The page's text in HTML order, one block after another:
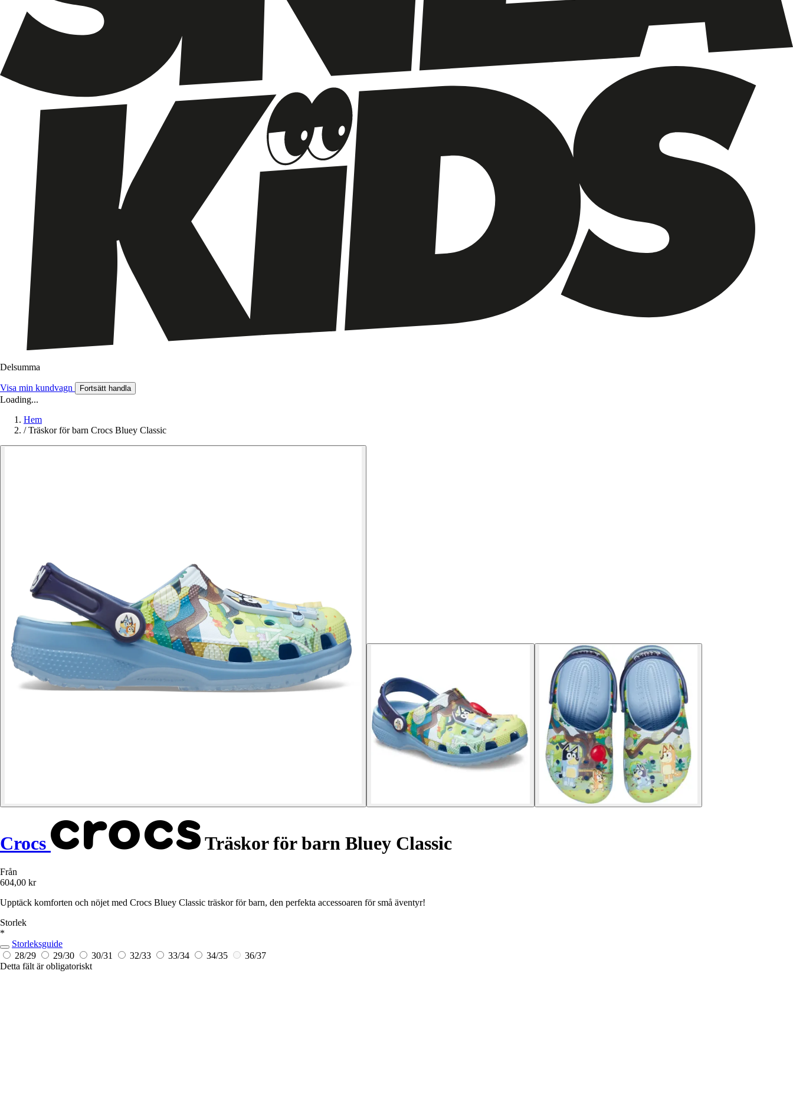
Delsumma
Visa min kundvagn Fortsätt handla
Loading...
Hem
/ Träskor för barn Crocs Bluey Classic
Crocs Träskor för barn Bluey Classic
Från
604,00 kr
Upptäck komforten och nöjet med Crocs Bluey Classic träskor för barn, den perfekta accessoaren för små äventyr!
Storlek
*
Storleksguide
28/29
29/30 30/31 32/33 33/34 34/35
36/37
Detta fält är obligatoriskt